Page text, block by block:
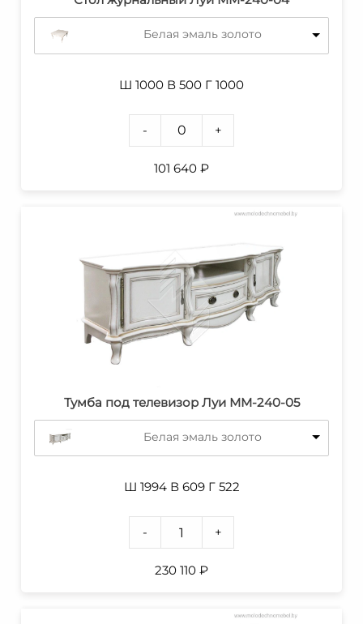
Белая эмаль золото
Ш 1000 В 500 Г 1000
- +
101 640 ₽
Тумба под телевизор Луи ММ-240-05
Белая эмаль золото
Ш 1994 В 609 Г 522
- +
230 110 ₽